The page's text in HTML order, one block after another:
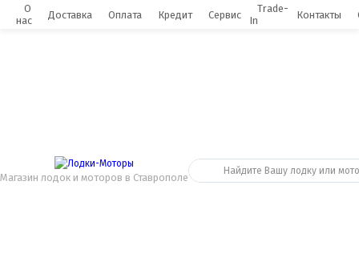
О
нас
Доставка Оплата Кредит Сервис
Trade-
In
Контакты
Магазин лодок и моторов в Ставрополе
0